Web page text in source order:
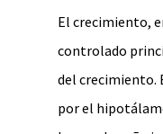
El crecimiento,
controlado
del crecimiento.
por el